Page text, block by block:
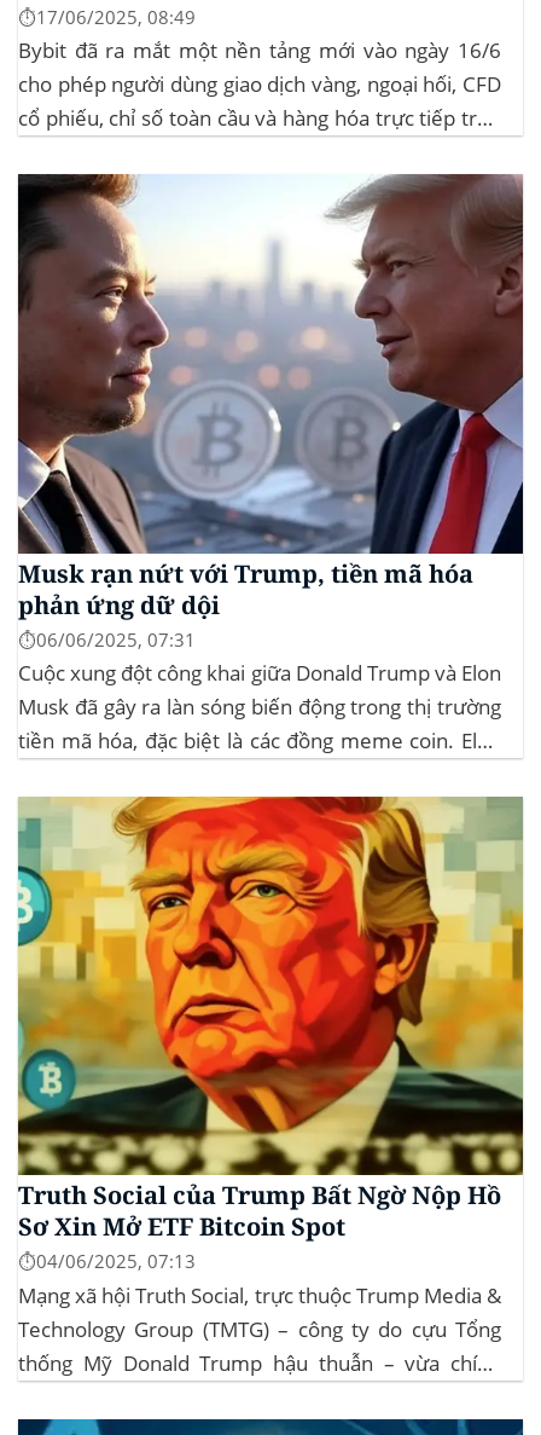
⏱️17/06/2025, 08:49
Bybit đã ra mắt một nền tảng mới vào ngày 16/6
cho phép người dùng giao dịch vàng, ngoại hối, CFD
cổ phiếu, chỉ số toàn cầu và hàng hóa trực tiếp trên
giao dịch tiền mã hóa...
Musk rạn nứt với Trump, tiền mã hóa
phản ứng dữ dội
⏱️06/06/2025, 07:31
Cuộc xung đột công khai giữa Donald Trump và Elon
Musk đã gây ra làn sóng biến động trong thị trường
tiền mã hóa, đặc biệt là các đồng meme coin. Elon
Government Efficiency) và chỉ trích dự luật “Big
Beautiful Bill” của Trump,...
Truth Social của Trump Bất Ngờ Nộp Hồ
Sơ Xin Mở ETF Bitcoin Spot
⏱️04/06/2025, 07:13
Mạng xã hội Truth Social, trực thuộc Trump Media &
Technology Group (TMTG) – công ty do cựu Tổng
thống Mỹ Donald Trump hậu thuẫn – vừa chính